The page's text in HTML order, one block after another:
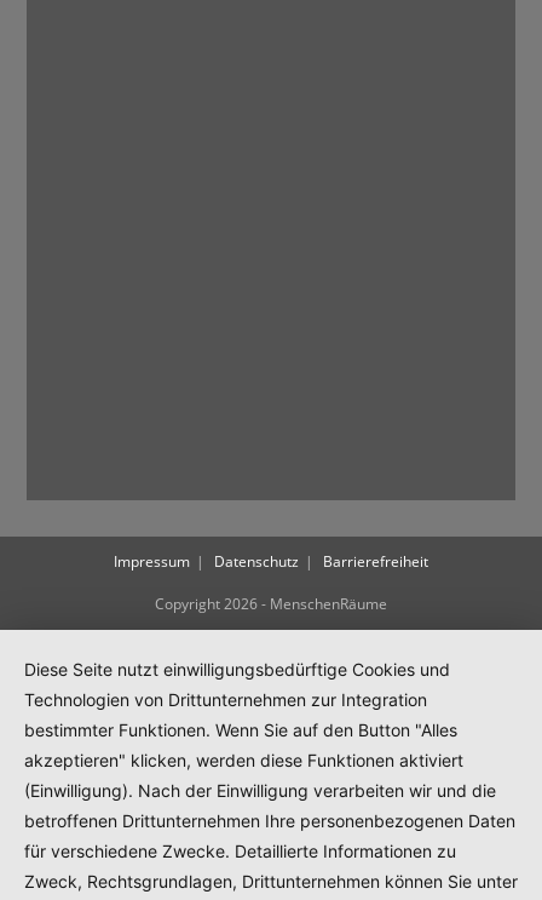
Impressum Datenschutz Barrierefreiheit
Copyright 2026 - MenschenRäume
Diese Seite nutzt einwilligungsbedürftige Cookies und
Technologien von Drittunternehmen zur Integration
bestimmter Funktionen. Wenn Sie auf den Button "Alles
akzeptieren" klicken, werden diese Funktionen aktiviert
(Einwilligung). Nach der Einwilligung verarbeiten wir und die
betroffenen Drittunternehmen Ihre personenbezogenen Daten
für verschiedene Zwecke. Detaillierte Informationen zu
Zweck, Rechtsgrundlagen, Drittunternehmen können Sie unter